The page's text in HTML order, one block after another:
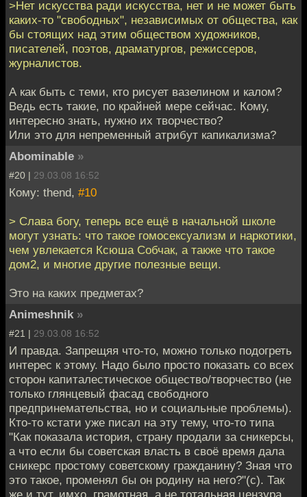
>Нет искусства ради искусства, нет и не может быть
каких-то "свободных", независимых от общества, как
бы стоящих над этим обществом художников,
писателей, поэтов, драматургов, режиссеров,
журналистов.
А как быть с теми, кто рисует вазелином и калом?
Ведь есть такие, по крайней мере сейчас. Кому,
интересно знать, нужно их творчество?
Или это для непременный атрибут капикализма?
Abominable »
#20 | 29.03.08 16:52
Кому: thend, #10
> Слава богу, теперь все ещё в начальной школе
могут узнать: что такое гомосексуализм и наркотики,
чем увлекается Ксюша Собчак, а также что такое
дом2, и многие другие полезные вещи.
Это на каких предметах?
Animeshnik »
#21 | 29.03.08 16:52
И правда. Запрещяя что-то, можно только подогреть
интерес к этому. Надо было просто показать со всех
сторон капиталестическое общество/творчество (не
только глянцевый фасад свободного
предпринемательства, но и социальные проблемы).
Кто-то кстати уже писал на эту тему, что-то типа
"Как показала история, страну продали за сникерсы,
а что если бы советская власть в своё время дала
сникерс простому советскому гражданину? Зная что
это такое, променял бы он родину на него?"(с). Так